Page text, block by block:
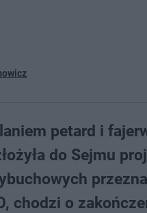
petard i
do Sejmu
chodzi o